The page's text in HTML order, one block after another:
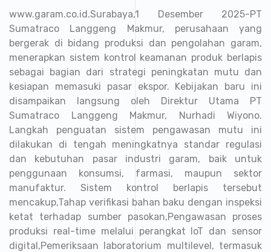
www.garam.co.id.Surabaya,1 Desember 2025-PT
Sumatraco Langgeng Makmur, perusahaan yang
bergerak di bidang produksi dan pengolahan garam,
menerapkan sistem kontrol keamanan produk berlapis
sebagai bagian dari strategi peningkatan mutu dan
kesiapan memasuki pasar ekspor. Kebijakan baru ini
disampaikan langsung oleh Direktur Utama PT
Sumatraco Langgeng Makmur, Nurhadi Wiyono.
Langkah penguatan sistem pengawasan mutu ini
dilakukan di tengah meningkatnya standar regulasi
dan kebutuhan pasar industri garam, baik untuk
penggunaan konsumsi, farmasi, maupun sektor
manufaktur. Sistem kontrol berlapis tersebut
mencakup,Tahap verifikasi bahan baku dengan inspeksi
ketat terhadap sumber pasokan,Pengawasan proses
produksi real-time melalui perangkat IoT dan sensor
digital,Pemeriksaan laboratorium multilevel, termasuk